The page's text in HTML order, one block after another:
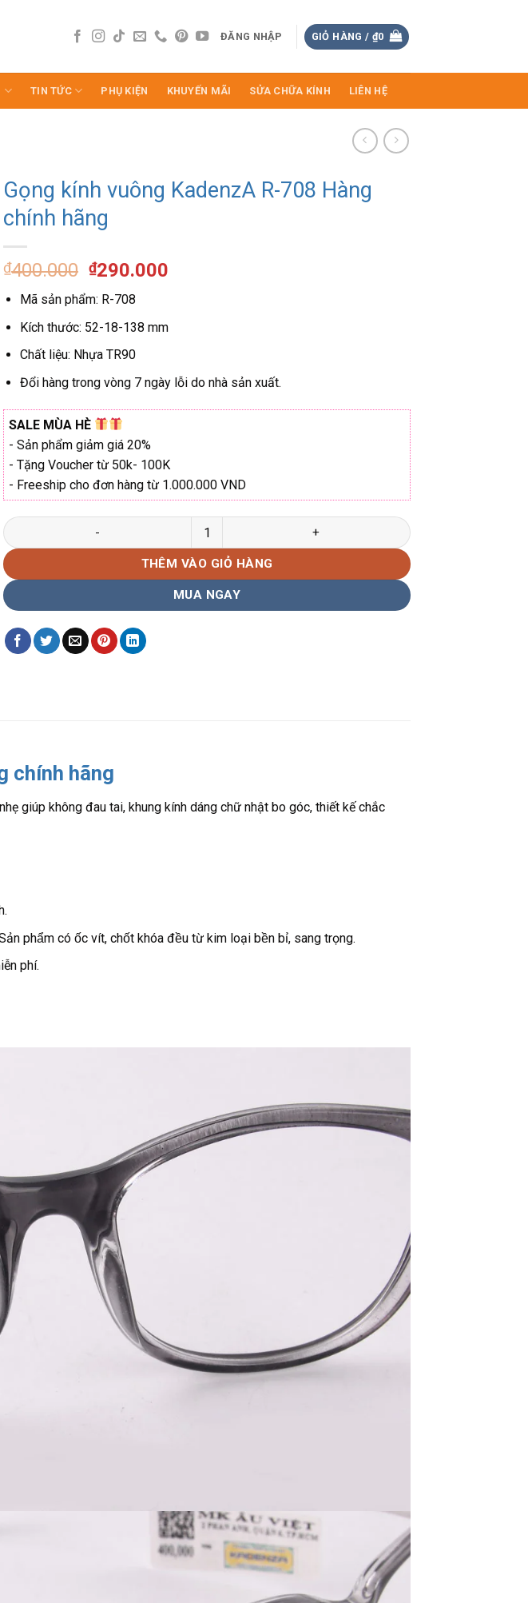
ĐĂNG NHẬP GIỎ HÀNG / ₫0
TIN TỨC PHỤ KIỆN KHUYẾN MÃI SỬA CHỮA KÍNH LIÊN HỆ
Gọng kính vuông KadenzA R-708 Hàng
chính hãng
₫400.000 Giá
gốc
là:
₫400.000.
₫290.000
là:
Mã sản phẩm: R-708
Kích thước: 52-18-138 mm
Chất liệu: Nhựa TR90
Đổi hàng trong vòng 7 ngày lỗi do nhà sản xuất.
SALE MÙA HÈ
- Sản phẩm giảm giá 20%
- Tặng Voucher từ 50k- 100K
- Freeship cho đơn hàng từ 1.000.000 VND
Gọng kính vuông KadenzA R-708 Hàng chính hãng số lượng
THÊM VÀO GIỎ HÀNG
MUA NGAY
chính hãng
giúp không đau tai, khung kính dáng chữ nhật bo góc, thiết kế chắc
phẩm có ốc vít, chốt khóa đều từ kim loại bền bỉ, sang trọng.
phí.